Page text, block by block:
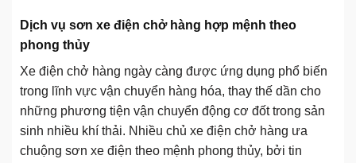
Dịch vụ sơn xe điện chở hàng hợp mệnh theo
phong thủy
Xe điện chở hàng ngày càng được ứng dụng phổ biến
trong lĩnh vực vận chuyển hàng hóa, thay thế dần cho
những phương tiện vận chuyển động cơ đốt trong sản
sinh nhiều khí thải. Nhiều chủ xe điện chở hàng ưa
chuộng sơn xe điện theo mệnh phong thủy, bởi tin